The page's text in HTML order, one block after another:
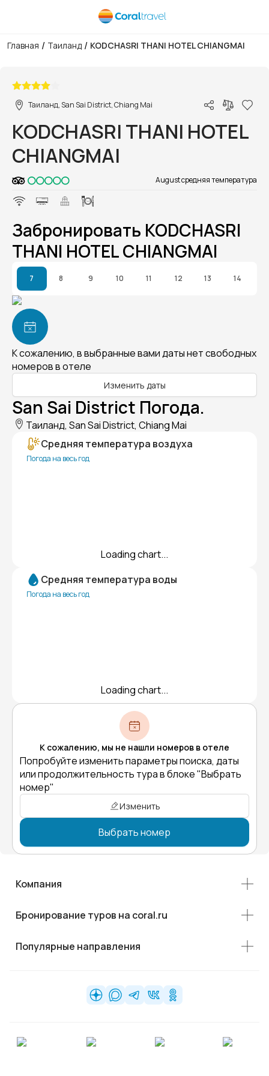
Главная / Таиланд / KODCHASRI THANI HOTEL CHIANGMAI
Таиланд, San Sai District, Chiang Mai
KODCHASRI THANI HOTEL
CHIANGMAI
August средняя температура
Забронировать KODCHASRI
THANI HOTEL CHIANGMAI
7 8 9 10 11 12 13 14
К сожалению, в выбранные вами даты нет свободных
номеров в отеле
Изменить даты
San Sai District Погода.
Таиланд, San Sai District, Chiang Mai
Средняя температура воздуха
Погода на весь год
Loading chart...
Средняя температура воды
Погода на весь год
Loading chart...
К сожалению, мы не нашли номеров в отеле
Попробуйте изменить параметры поиска, даты
или продолжительность тура в блоке "Выбрать
номер"
Изменить
Выбрать номер
Компания
Бронирование туров на coral.ru
Популярные направления